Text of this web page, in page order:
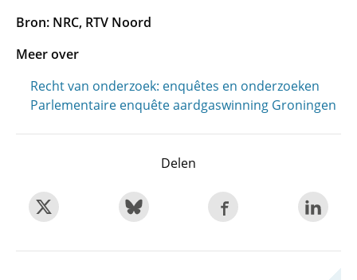
Bron: NRC, RTV Noord
Meer over
Recht van onderzoek: enquêtes en onderzoeken
Parlementaire enquête aardgaswinning Groningen
Delen